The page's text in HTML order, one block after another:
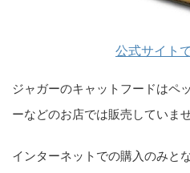
公式サイト
ジャガーのキャットフードはペ
ーなどのお店では販売していませ
インターネットでの購入のみと